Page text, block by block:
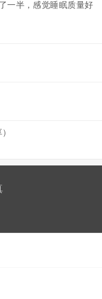
一半，感觉睡眠质量好